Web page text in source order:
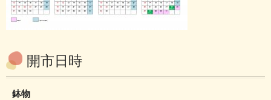
開市日時
鉢物